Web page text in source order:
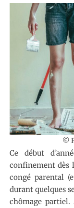
©
Ce début
confinement dès
congé parental
durant quelques
chômage